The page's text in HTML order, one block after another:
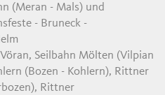
(Meran - Mals) und
- Bruneck -
Seilbahn Mölten (Vilpian
(Bozen - Kohlern), Rittner
Rittner